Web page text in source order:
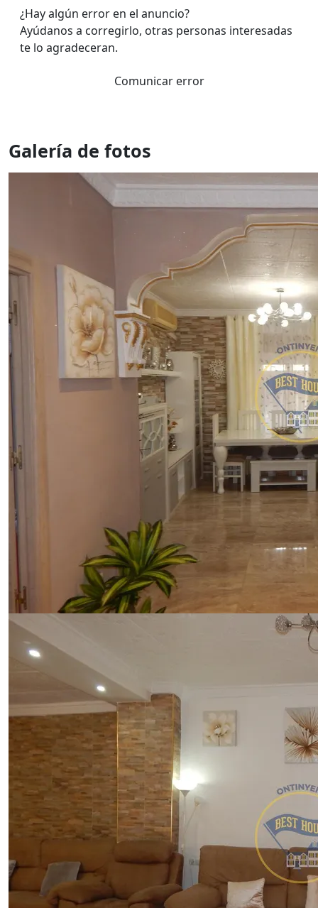
¿Hay algún error en el anuncio?
Ayúdanos a corregirlo, otras personas interesadas
te lo agradeceran.
Comunicar error
Galería de fotos